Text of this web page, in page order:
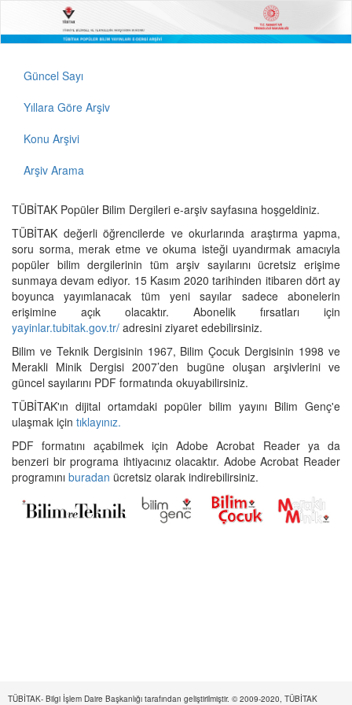
Güncel Sayı
Yıllara Göre Arşiv
Konu Arşivi
Arşiv Arama
TÜBİTAK Popüler Bilim Dergileri e-arşiv sayfasına hoşgeldiniz.
TÜBİTAK değerli öğrencilerde ve okurlarında araştırma yapma,
soru sorma, merak etme ve okuma isteği uyandırmak amacıyla
popüler bilim dergilerinin tüm arşiv sayılarını ücretsiz erişime
sunmaya devam ediyor. 15 Kasım 2020 tarihinden itibaren dört ay
boyunca yayımlanacak tüm yeni sayılar sadece abonelerin
erişimine açık olacaktır. Abonelik fırsatları için
yayinlar.tubitak.gov.tr/ adresini ziyaret edebilirsiniz.
Bilim ve Teknik Dergisinin 1967, Bilim Çocuk Dergisinin 1998 ve
Merakli Minik Dergisi 2007’den bugüne oluşan arşivlerini ve
güncel sayılarını PDF formatında okuyabilirsiniz.
TÜBİTAK'ın dijital ortamdaki popüler bilim yayını Bilim Genç'e
ulaşmak için tıklayınız.
PDF formatını açabilmek için Adobe Acrobat Reader ya da
benzeri bir programa ihtiyacınız olacaktır. Adobe Acrobat Reader
programını buradan ücretsiz olarak indirebilirsiniz.
TÜBİTAK- Bilgi İşlem Daire Başkanlığı tarafından geliştirilmiştir. © 2009-2020, TÜBİTAK